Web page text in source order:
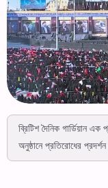
ব্রিটিশ দৈনিক গার্ডিয়ান এক
অনুষ্ঠানে প্রতিরোধের